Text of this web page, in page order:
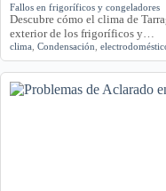
Fallos en frigoríficos y congeladores
Descubre cómo el clima de
exterior de los frigoríficos y…
clima Condensación